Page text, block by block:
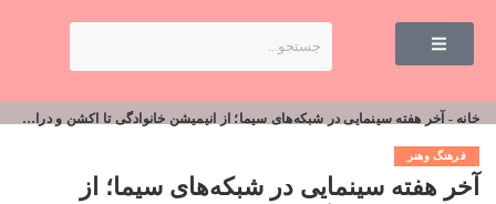
خانه - آخر هفته سینمایی در شبکه‌های سیما؛ از انیمیشن خانوادگی تا اکشن و درام تاریخی_مهتاب من
فرهنگ وهنر
آخر هفته سینمایی در شبکه‌های سیما؛ از